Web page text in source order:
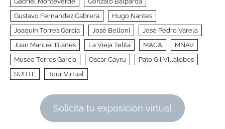
Gustavo Fernandez Cabrera
Hugo Nantes
Joaquín Torres García
José Belloni
José Pedro Varela
Juan Manuel Blanes
La Vieja Telita MACA
MNAV
Museo Torres García
Oscar Cayru
Pato Gil Villalobos
SUBTE
Tour Virtual
Solicita tu exposición virtual